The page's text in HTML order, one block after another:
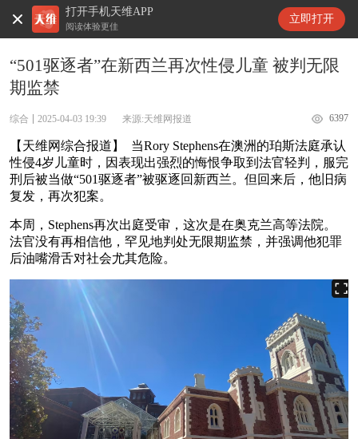
打开手机天维APP
阅读体验更佳
立即打开
天维新闻
“501驱逐者”在新西兰再次性侵儿童 被判无限
期监禁
综合 2025-04-03 19:39 来源:天维网报道 6397
【天维网综合报道】 当Rory Stephens在澳洲的珀斯法庭承认
性侵4岁儿童时，因表现出强烈的悔恨争取到法官轻判，服完
刑后被当做“501驱逐者”被驱逐回新西兰。但回来后，他旧病
复发，再次犯案。
本周，Stephens再次出庭受审，这次是在奥克兰高等法院。
法官没有再相信他，罕见地判处无限期监禁，并强调他犯罪
后油嘴滑舌对社会尤其危险。